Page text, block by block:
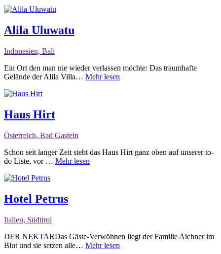
Alila Uluwatu
Indonesien, Bali
Ein Ort den man nie wieder verlassen möchte: Das traumhafte
Gelände der Alila Villa… Mehr lesen
Haus Hirt
Österreich, Bad Gastein
Schon seit langer Zeit steht das Haus Hirt ganz oben auf unserer to-
do Liste, vor … Mehr lesen
Hotel Petrus
Italien, Südtirol
DER NEKTARDas Gäste-Verwöhnen liegt der Familie Aichner im
Blut und sie setzen alle… Mehr lesen